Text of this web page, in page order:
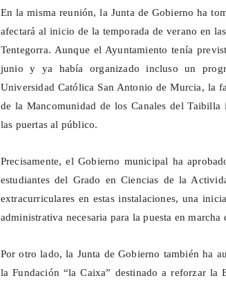
En la misma reunión, la Junta de Gobierno ha
afectará al inicio de la temporada de verano en
Tentegorra. Aunque el Ayuntamiento tenía
junio y ya había organizado incluso un
Universidad Católica San Antonio de Murcia, la
de la Mancomunidad de los Canales delTaibilla
las puertas al público.
Precisamente, el Gobierno municipal ha
estudiantes del Grado en Ciencias de la
extracurriculares en estas instalaciones, una
administrativa necesaria para la puesta en marcha
Por otro lado, la Junta de Gobierno también ha
la Fundación “la Caixa” destinado a reforzar la